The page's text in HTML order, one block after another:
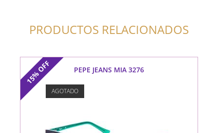
PRODUCTOS RELACIONADOS
15%
OFF PEPE JEANS MIA 3276
AGOTADO